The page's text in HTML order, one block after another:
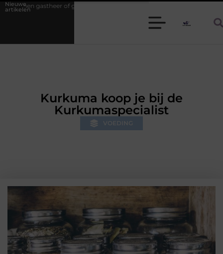
Nieuwe
artikelen
of gastvrouw zijn: zo houd je een diner stressvrij
Kurkuma koop je bij de
Kurkumaspecialist
VOEDING